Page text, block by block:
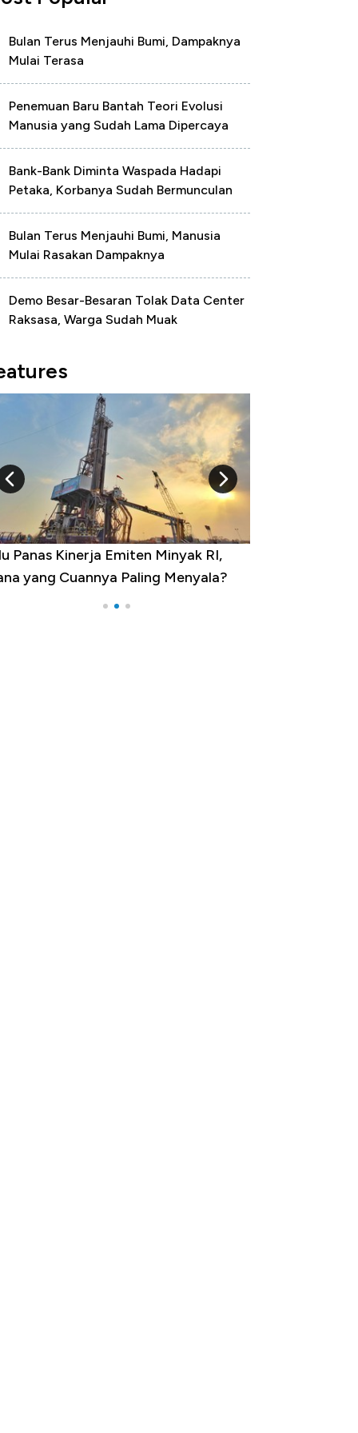
Bulan Terus Menjauhi Bumi, Dampaknya
Mulai Terasa
Penemuan Baru Bantah Teori Evolusi
Manusia yang Sudah Lama Dipercaya
Bank-Bank Diminta Waspada Hadapi
Petaka, Korbanya Sudah Bermunculan
Bulan Terus Menjauhi Bumi, Manusia
Mulai Rasakan Dampaknya
Demo Besar-Besaran Tolak Data Center
Raksasa, Warga Sudah Muak
Provinsi dengan Tingkat
Tertinggi, Ada Jakarta